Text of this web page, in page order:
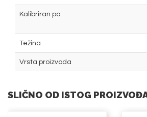
Kalibriran po
Težina
Vrsta proizvoda
SLIČNO OD ISTOG